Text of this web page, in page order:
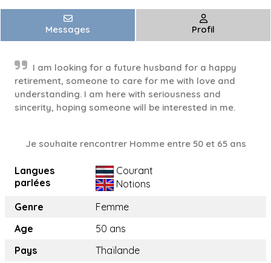
Messages Profil
I am looking for a future husband for a happy
retirement, someone to care for me with love and
understanding. I am here with seriousness and
sincerity, hoping someone will be interested in me.
Je souhaite rencontrer Homme entre 50 et 65 ans
Langues
parlées
Courant
Notions
Genre
Femme
Age
50 ans
Pays
Thaïlande